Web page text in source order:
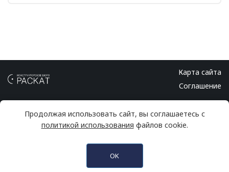
плат. Соединители
Карта сайта
Соглашение
© 2026 Конструкторское бюро РАСКАТ
Продолжая использовать сайт, вы соглашаетесь с
политикой использования файлов cookie.
OK